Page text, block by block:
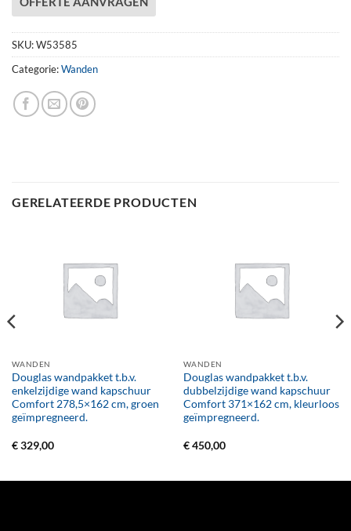
SKU:W53585
Categorie:Wanden
GERELATEERDE PRODUCTEN
WANDEN
Douglas wandpakket t.b.v.
enkelzijdige wand kapschuur
Comfort 278,5×162 cm, groen
geïmpregneerd.
€329,00
WANDEN
Douglas wandpakket t.b.v.
dubbelzijdige wand kapschuur
Comfort 371×162 cm, kleurloos
geïmpregneerd.
€450,00